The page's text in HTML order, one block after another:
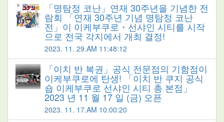
「명탐정 코난」연재 30주년을 기념한 전
람회 「연재 30주년 기념 명탐정 코난
전」이 이케부쿠로・선샤인 시티를 시작
으로 전국 각지에서 개최 결정!
2023. 11. 29.AM 11:48:12
「이치 반 복권」공식 전문점의 기함점이
이케부쿠로에 탄생! 「이치 반 쿠지 공식
숍 이케부쿠로 선샤인 시티 총 본점」
2023 년 11 월 17 일 (금) 오픈
2023. 11. 17.AM 10:00:20